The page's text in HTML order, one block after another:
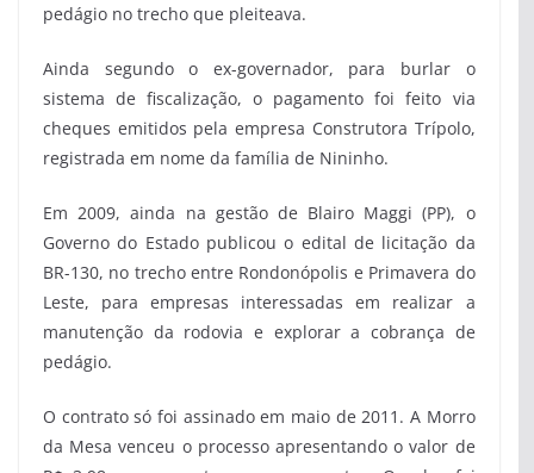
pedágio no trecho que pleiteava.
Ainda segundo o ex-governador, para burlar o
sistema de fiscalização, o pagamento foi feito via
cheques emitidos pela empresa Construtora Trípolo,
registrada em nome da família de Nininho.
Em 2009, ainda na gestão de Blairo Maggi (PP), o
Governo do Estado publicou o edital de licitação da
BR-130, no trecho entre Rondonópolis e Primavera do
Leste, para empresas interessadas em realizar a
manutenção da rodovia e explorar a cobrança de
pedágio.
O contrato só foi assinado em maio de 2011. A Morro
da Mesa venceu o processo apresentando o valor de